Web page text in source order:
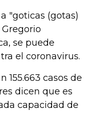
"goticas (gotas)
se puede
el coronavirus.
155.663 casos de
dicen que es
capacidad de